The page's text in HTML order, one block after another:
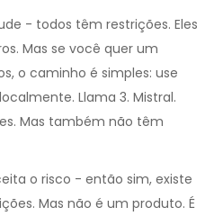
- todos têm restrições. Eles
Mas se você quer um
o caminho é simples: use
Llama 3. Mistral.
Mas também não têm
o risco - então sim, existe
Mas não é um produto. É